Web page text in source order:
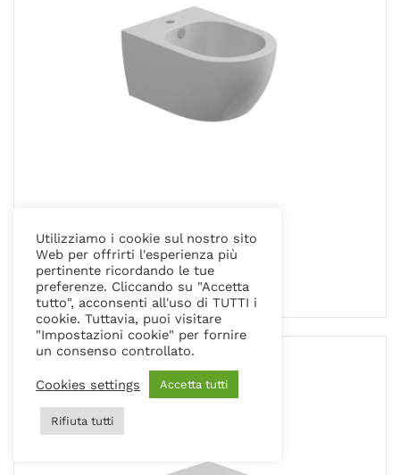
BIDET SOSPESO
Utilizziamo i cookie sul nostro sito
Web per offrirti l'esperienza più
pertinente ricordando le tue
preferenze. Cliccando su "Accetta
tutto", acconsenti all'uso di TUTTI i
cookie. Tuttavia, puoi visitare
"Impostazioni cookie" per fornire
un consenso controllato.
Cookies settings Accetta tutti
Rifiuta tutti